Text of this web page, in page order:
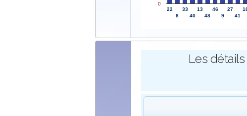
22
8
33
40
13
48
46
9
27
41
0
Les